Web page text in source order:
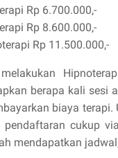
Rp 6.700.000,-
Rp 8.600.000,-
Rp 11.500.000,-
berapa kali sesi
biaya
pendaftaran cukup
mendapatkan